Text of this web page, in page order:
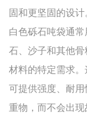
固和更坚固的设计
白色砾石吨袋通
石、沙子和其他
材料的特定需求。
可提供强度、耐
重物，而不会出现